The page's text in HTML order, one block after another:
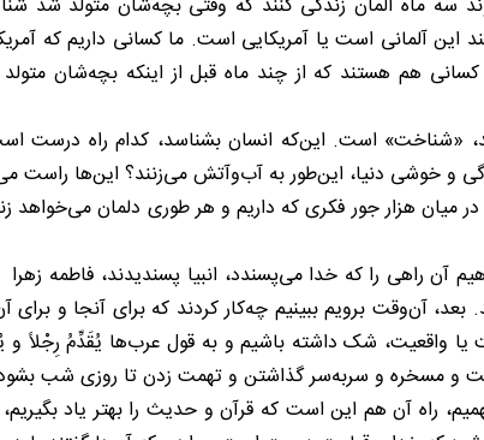
سه ماه آلمان زندگی کنند که وقتی بچه‌شان متولد شد
آلمانی است یا آمریکایی است. ما کسانی داریم که
هم هستند که از چند ماه قبل از اینکه بچه‌شان
«شناخت» است. این‌که انسان بشناسد، کدام راه درست
و خوشی دنیا، این‌طور به آب‌وآتش می‌زنند؟ این‌ها راست
در میان هزار جور فکری که داریم و هر طوری دلمان
راهی را که خدا می‌پسندد، انبیا پسندیدند، فاطمه زهرا
آن‌وقت برویم ببینیم چه‌کار کردند که برای آنجا و
واقعیت، شک داشته باشیم و به قول عرب‌ها یُقَدِّمُ رِجْلاً و
مسخره و سربه‌سر گذاشتن و تهمت زدن تا روزی شب
راه آن هم این است که قرآن و حدیث را بهتر یاد